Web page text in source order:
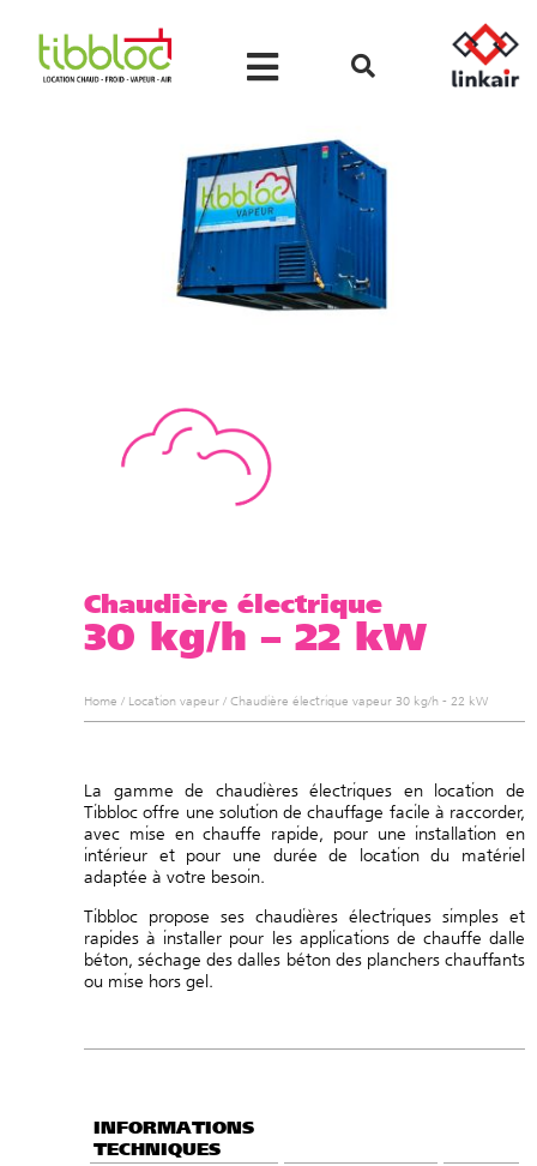
Chaudière électrique
30 kg/h – 22 kW
Home / Location vapeur / Chaudière électrique vapeur 30 kg/h - 22 kW
La gamme de chaudières électriques en location de
Tibbloc offre une solution de chauffage facile à raccorder,
avec mise en chauffe rapide, pour une installation en
intérieur et pour une durée de location du matériel
adaptée à votre besoin.
Tibbloc propose ses chaudières électriques simples et
rapides à installer pour les applications de chauffe dalle
béton, séchage des dalles béton des planchers chauffants
ou mise hors gel.
INFORMATIONS
TECHNIQUES